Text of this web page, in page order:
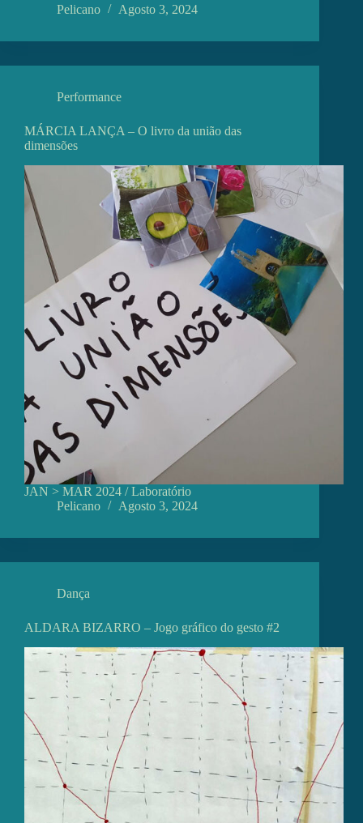
Pelicano
Agosto 3, 2024
Performance
MÁRCIA LANÇA – O livro da união das
dimensões
JAN > MAR 2024 / Laboratório
Pelicano
Agosto 3, 2024
Dança
ALDARA BIZARRO – Jogo gráfico do gesto #2